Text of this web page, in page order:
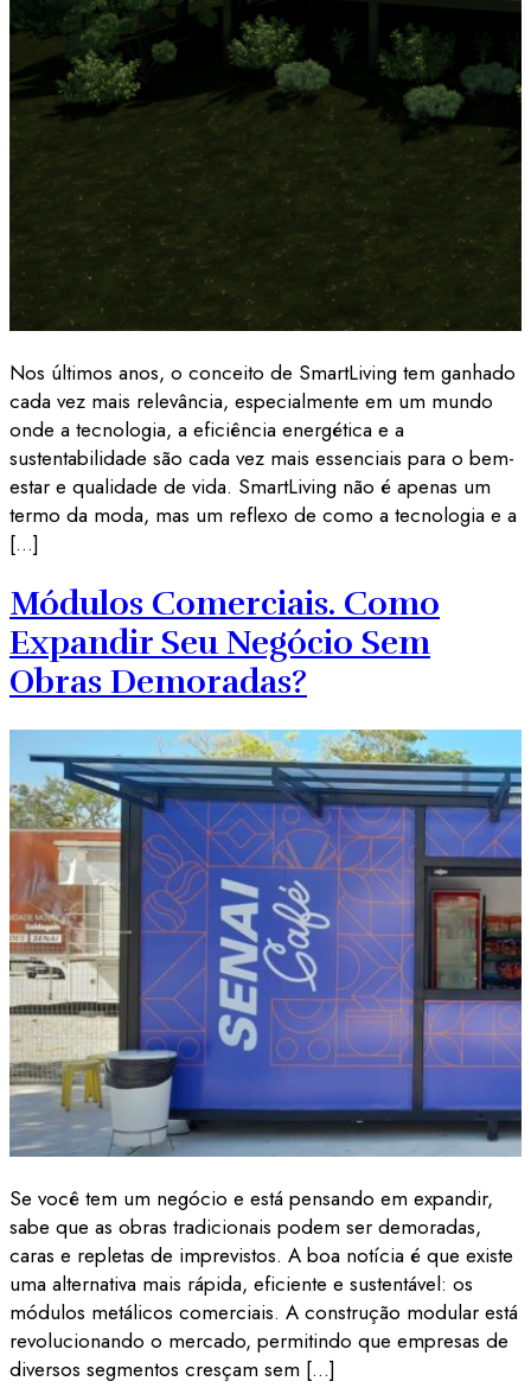
Nos últimos anos, o conceito de SmartLiving tem ganhado
cada vez mais relevância, especialmente em um mundo
onde a tecnologia, a eficiência energética e a
sustentabilidade são cada vez mais essenciais para o bem-
estar e qualidade de vida. SmartLiving não é apenas um
termo da moda, mas um reflexo de como a tecnologia e a
[…]
Módulos Comerciais. Como
Expandir Seu Negócio Sem
Obras Demoradas?
Se você tem um negócio e está pensando em expandir,
sabe que as obras tradicionais podem ser demoradas,
caras e repletas de imprevistos. A boa notícia é que existe
uma alternativa mais rápida, eficiente e sustentável: os
módulos metálicos comerciais. A construção modular está
revolucionando o mercado, permitindo que empresas de
diversos segmentos cresçam sem […]